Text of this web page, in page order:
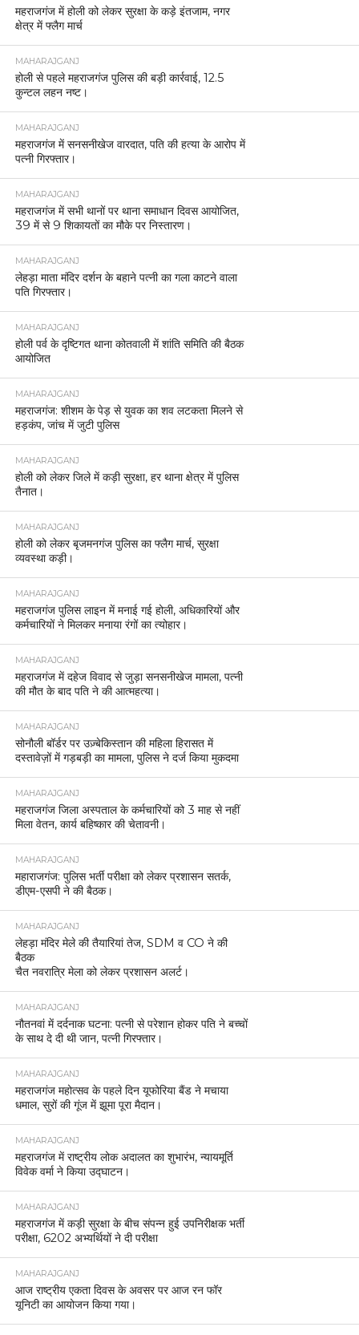
महराजगंज में होली को लेकर सुरक्षा के कड़े इंतजाम, नगर
क्षेत्र में फ्लैग मार्च
MAHARAJGANJ
होली से पहले महराजगंज पुलिस की बड़ी कार्रवाई, 12.5
कुन्टल लहन नष्ट।
MAHARAJGANJ
महराजगंज में सनसनीखेज वारदात, पति की हत्या के आरोप में
पत्नी गिरफ्तार।
MAHARAJGANJ
महराजगंज में सभी थानों पर थाना समाधान दिवस आयोजित,
39 में से 9 शिकायतों का मौके पर निस्तारण।
MAHARAJGANJ
लेहड़ा माता मंदिर दर्शन के बहाने पत्नी का गला काटने वाला
पति गिरफ्तार।
MAHARAJGANJ
होली पर्व के दृष्टिगत थाना कोतवाली में शांति समिति की बैठक
आयोजित
MAHARAJGANJ
महराजगंज: शीशम के पेड़ से युवक का शव लटकता मिलने से
हड़कंप, जांच में जुटी पुलिस
MAHARAJGANJ
होली को लेकर जिले में कड़ी सुरक्षा, हर थाना क्षेत्र में पुलिस
तैनात।
MAHARAJGANJ
होली को लेकर बृजमनगंज पुलिस का फ्लैग मार्च, सुरक्षा
व्यवस्था कड़ी।
MAHARAJGANJ
महराजगंज पुलिस लाइन में मनाई गई होली, अधिकारियों और
कर्मचारियों ने मिलकर मनाया रंगों का त्योहार।
MAHARAJGANJ
महराजगंज में दहेज विवाद से जुड़ा सनसनीखेज मामला, पत्नी
की मौत के बाद पति ने की आत्महत्या।
MAHARAJGANJ
सोनौली बॉर्डर पर उज़्बेकिस्तान की महिला हिरासत में
दस्तावेज़ों में गड़बड़ी का मामला, पुलिस ने दर्ज किया मुकदमा
MAHARAJGANJ
महराजगंज जिला अस्पताल के कर्मचारियों को 3 माह से नहीं
मिला वेतन, कार्य बहिष्कार की चेतावनी।
MAHARAJGANJ
महाराजगंज: पुलिस भर्ती परीक्षा को लेकर प्रशासन सतर्क,
डीएम-एसपी ने की बैठक।
MAHARAJGANJ
लेहड़ा मंदिर मेले की तैयारियां तेज, SDM व CO ने की
बैठक
चैत नवरात्रि मेला को लेकर प्रशासन अलर्ट।
MAHARAJGANJ
नौतनवां में दर्दनाक घटना: पत्नी से परेशान होकर पति ने बच्चों
के साथ दे दी थी जान, पत्नी गिरफ्तार।
MAHARAJGANJ
महराजगंज महोत्सव के पहले दिन यूफोरिया बैंड ने मचाया
धमाल, सुरों की गूंज में झूमा पूरा मैदान।
MAHARAJGANJ
महराजगंज में राष्ट्रीय लोक अदालत का शुभारंभ, न्यायमूर्ति
विवेक वर्मा ने किया उद्घाटन।
MAHARAJGANJ
महराजगंज में कड़ी सुरक्षा के बीच संपन्न हुई उपनिरीक्षक भर्ती
परीक्षा, 6202 अभ्यर्थियों ने दी परीक्षा
MAHARAJGANJ
आज राष्ट्रीय एकता दिवस के अवसर पर आज रन फॉर
यूनिटी का आयोजन किया गया।